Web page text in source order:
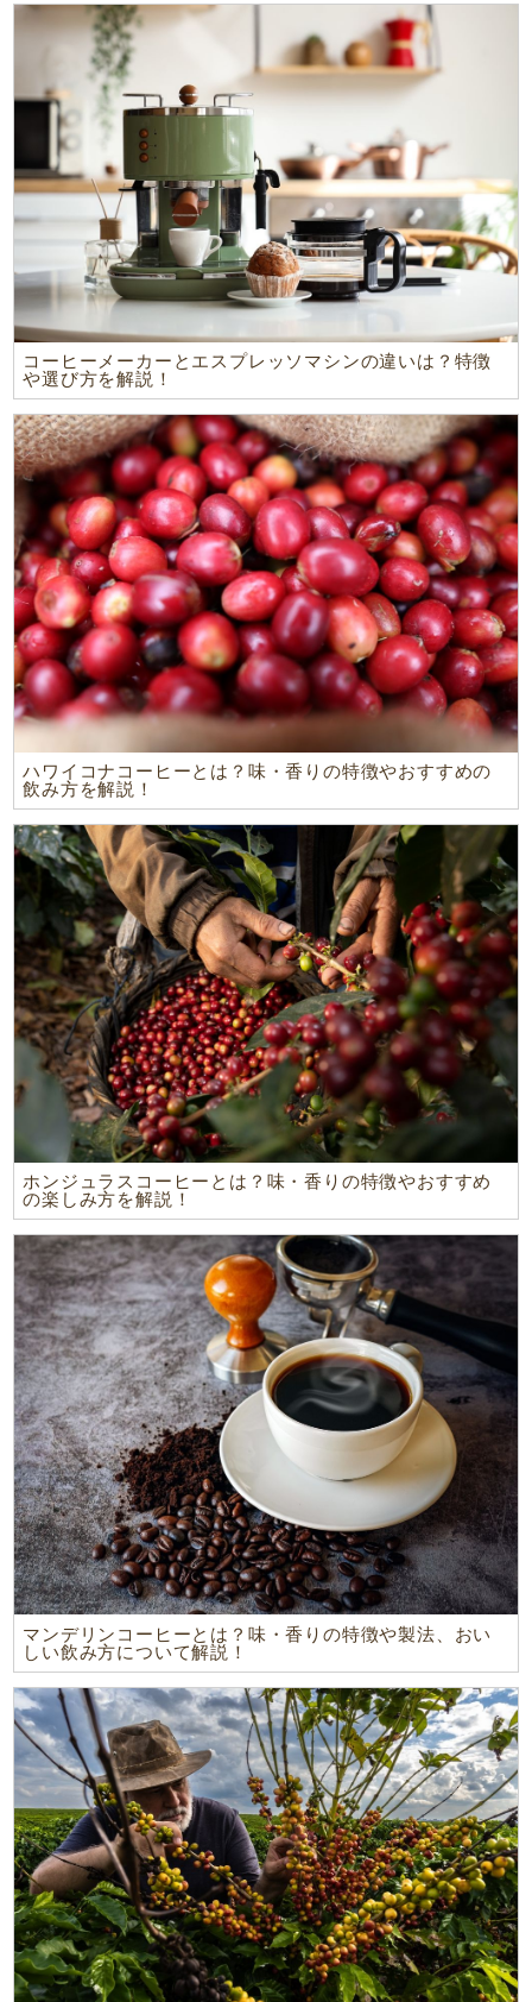
コーヒーメーカーとエスプレッソマシンの違いは？特徴
や選び方を解説！
ハワイコナコーヒーとは？味・香りの特徴やおすすめの
飲み方を解説！
ホンジュラスコーヒーとは？味・香りの特徴やおすすめ
の楽しみ方を解説！
マンデリンコーヒーとは？味・香りの特徴や製法、おい
しい飲み方について解説！